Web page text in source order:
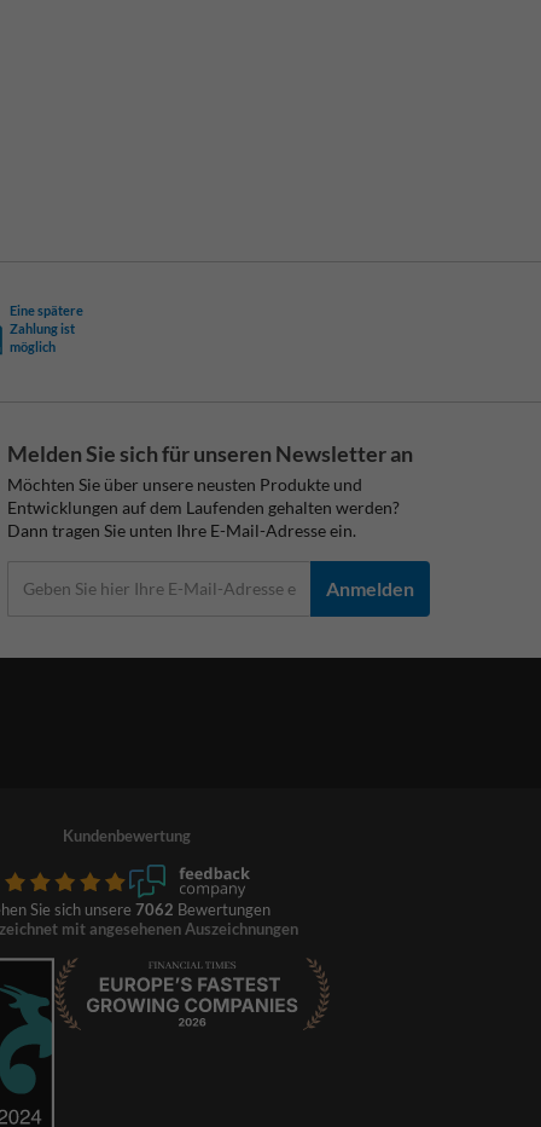
Eine spätere
Zahlung ist
möglich
Melden Sie sich für unseren Newsletter an
Möchten Sie über unsere neusten Produkte und
Entwicklungen auf dem Laufenden gehalten werden?
Dann tragen Sie unten Ihre E-Mail-Adresse ein.
Anmelden
Kundenbewertung
Sie sich unsere 7062 Bewertungen
mit angesehenen Auszeichnungen